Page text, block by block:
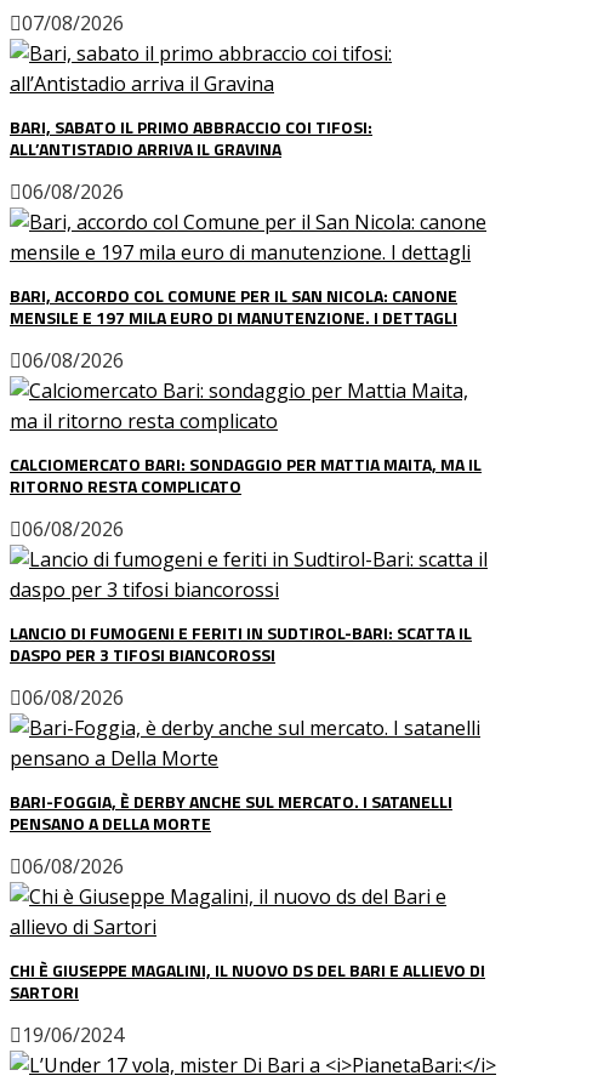
07/08/2026
BARI, SABATO IL PRIMO ABBRACCIO COI TIFOSI:
ALL’ANTISTADIO ARRIVA IL GRAVINA
06/08/2026
BARI, ACCORDO COL COMUNE PER IL SAN NICOLA: CANONE
MENSILE E 197 MILA EURO DI MANUTENZIONE. I DETTAGLI
06/08/2026
CALCIOMERCATO BARI: SONDAGGIO PER MATTIA MAITA, MA IL
RITORNO RESTA COMPLICATO
06/08/2026
LANCIO DI FUMOGENI E FERITI IN SUDTIROL-BARI: SCATTA IL
DASPO PER 3 TIFOSI BIANCOROSSI
06/08/2026
BARI-FOGGIA, È DERBY ANCHE SUL MERCATO. I SATANELLI
PENSANO A DELLA MORTE
06/08/2026
CHI È GIUSEPPE MAGALINI, IL NUOVO DS DEL BARI E ALLIEVO DI
SARTORI
19/06/2024